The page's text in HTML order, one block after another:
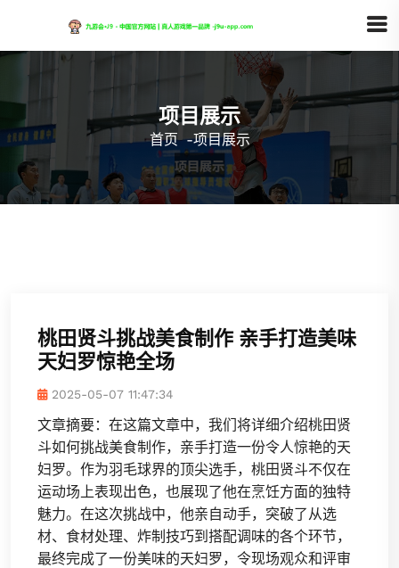
项目展示
首页 -项目展示
桃田贤斗挑战美食制作 亲手打造美味
天妇罗惊艳全场
2025-05-07 11:47:34
文章摘要：在这篇文章中，我们将详细介绍桃田贤
斗如何挑战美食制作，亲手打造一份令人惊艳的天
妇罗。作为羽毛球界的顶尖选手，桃田贤斗不仅在
运动场上表现出色，也展现了他在烹饪方面的独特
魅力。在这次挑战中，他亲自动手，突破了从选
材、食材处理、炸制技巧到搭配调味的各个环节，
最终完成了一份美味的天妇罗，令现场观众和评审